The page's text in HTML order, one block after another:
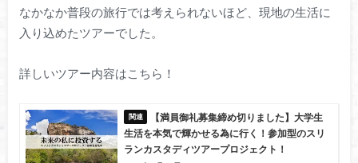
なかなか普段の旅行では考えられないほど、現地の生活に
入り込めたツアーでした。
詳しいツアー内容はこちら！
【満員御礼募集締め切りました】大学生
生活を本気で輝かせる為に行く！参加型のスリ
ランカスタディツアープロジェクト！